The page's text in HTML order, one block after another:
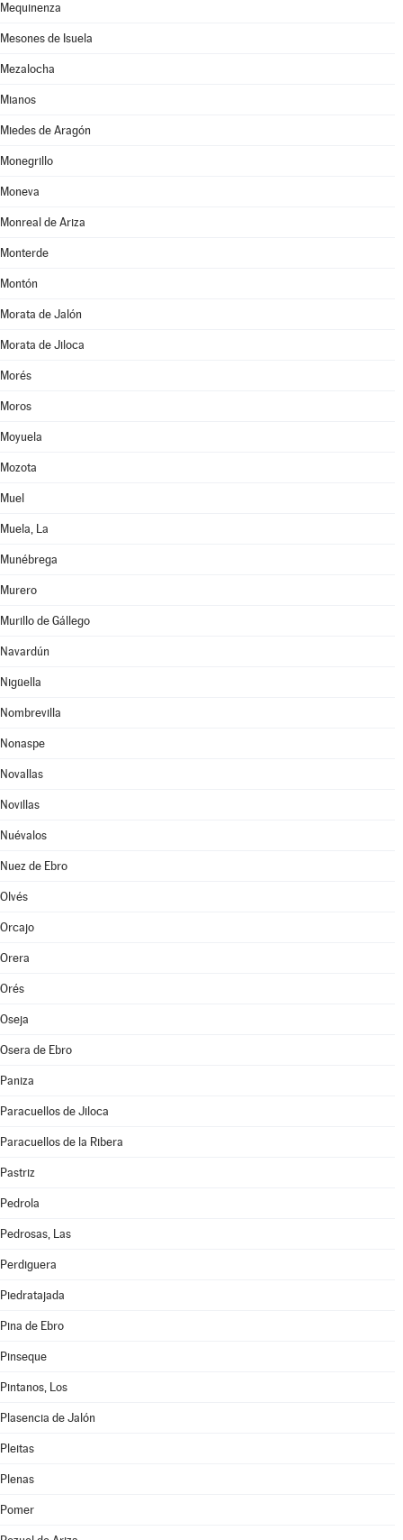
Mequinenza
Mesones de Isuela
Mezalocha
Mianos
Miedes de Aragón
Monegrillo
Moneva
Monreal de Ariza
Monterde
Montón
Morata de Jalón
Morata de Jiloca
Morés
Moros
Moyuela
Mozota
Muel
Muela, La
Munébrega
Murero
Murillo de Gállego
Navardún
Nigüella
Nombrevilla
Nonaspe
Novallas
Novillas
Nuévalos
Nuez de Ebro
Olvés
Orcajo
Orera
Orés
Oseja
Osera de Ebro
Paniza
Paracuellos de Jiloca
Paracuellos de la Ribera
Pastriz
Pedrola
Pedrosas, Las
Perdiguera
Piedratajada
Pina de Ebro
Pinseque
Pintanos, Los
Plasencia de Jalón
Pleitas
Plenas
Pomer